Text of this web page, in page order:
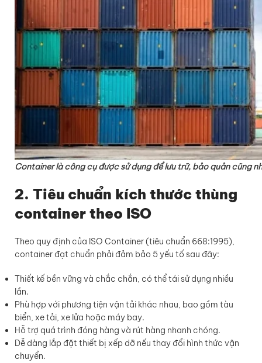
Container là công cụ được sử dụng để lưu trữ, bảo quản cũng
2. Tiêu chuẩn kích thước thùng
container theo ISO
Theo quy định của ISO Container (tiêu chuẩn 668:1995),
container đạt chuẩn phải đảm bảo 5 yếu tố sau đây:
Thiết kế bền vững và chắc chắn, có thể tái sử dụng nhiều
lần.
Phù hợp với phương tiện vận tải khác nhau, bao gồm tàu
biển, xe tải, xe lửa hoặc máy bay.
Hỗ trợ quá trình đóng hàng và rút hàng nhanh chóng.
Dễ dàng lắp đặt thiết bị xếp dỡ nếu thay đổi hình thức vận
chuyển.